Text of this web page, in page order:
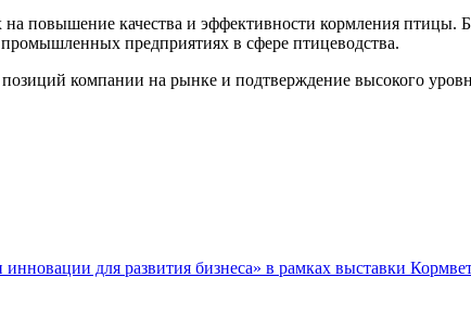
повышение качества и эффективности кормления птицы.
предприятиях в сфере птицеводства.
компании на рынке и подтверждение высокого